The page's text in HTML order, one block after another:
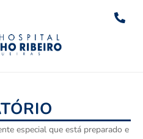
especial que está preparado e